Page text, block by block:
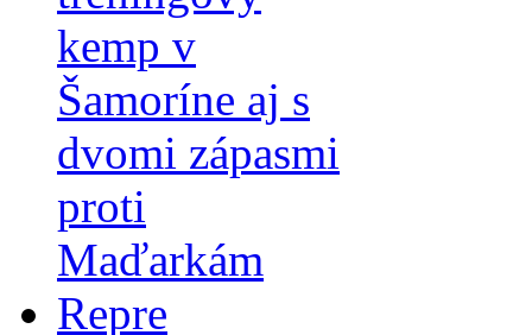
kemp v
Šamoríne aj s
dvomi zápasmi
proti
Maďarkám
Repre